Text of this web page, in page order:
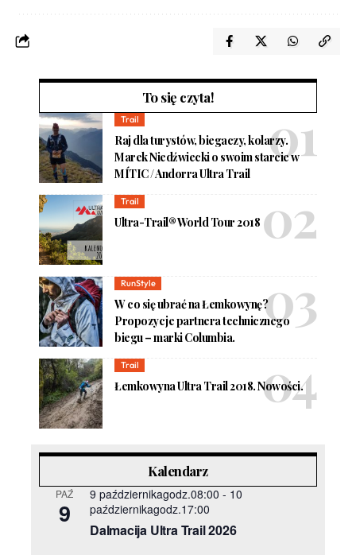
To się czyta!
Trail
Raj dla turystów, biegaczy, kolarzy.
Marek Niedźwiecki o swoim starcie w
MÍTIC / Andorra Ultra Trail
Trail
Ultra-Trail® World Tour 2018
RunStyle
W co się ubrać na Łemkowynę?
Propozycje partnera technicznego
biegu – marki Columbia.
Trail
Łemkowyna Ultra Trail 2018. Nowości.
Kalendarz
PAŹ
9
9 październikagodz.08:00 - 10
październikagodz.17:00
Dalmacija Ultra Trail 2026